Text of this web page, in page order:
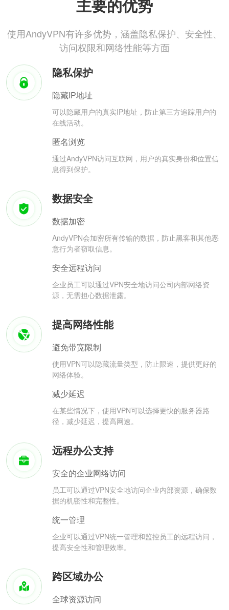
主要的优势
使用AndyVPN有许多优势，涵盖隐私保护、安全性、
访问权限和网络性能等方面
隐私保护
隐藏IP地址
可以隐藏用户的真实IP地址，防止第三方追踪用户的
在线活动。
匿名浏览
通过AndyVPN访问互联网，用户的真实身份和位置信
息得到保护。
数据安全
数据加密
AndyVPN会加密所有传输的数据，防止黑客和其他恶
意行为者窃取信息。
安全远程访问
企业员工可以通过VPN安全地访问公司内部网络资
源，无需担心数据泄露。
提高网络性能
避免带宽限制
使用VPN可以隐藏流量类型，防止限速，提供更好的
网络体验。
减少延迟
在某些情况下，使用VPN可以选择更快的服务器路
径，减少延迟，提高网速。
远程办公支持
安全的企业网络访问
员工可以通过VPN安全地访问企业内部资源，确保数
据的机密性和完整性。
统一管理
企业可以通过VPN统一管理和监控员工的远程访问，
提高安全性和管理效率。
跨区域办公
全球资源访问